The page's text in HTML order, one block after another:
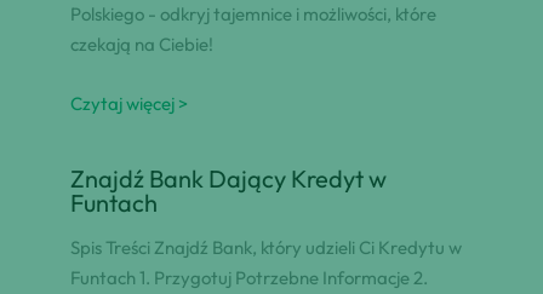
Polskiego - odkryj tajemnice i możliwości, które
czekają na Ciebie!
Czytaj więcej >
Znajdź Bank Dający Kredyt w
Funtach
Spis Treści Znajdź Bank, który udzieli Ci Kredytu w
Funtach 1. Przygotuj Potrzebne Informacje 2.